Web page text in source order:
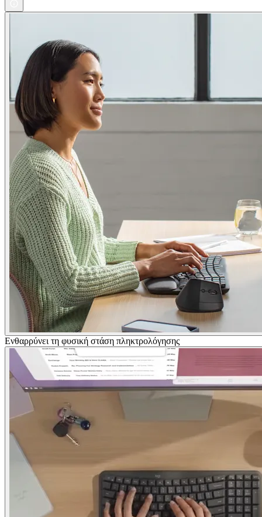
Ενθαρρύνει τη φυσική στάση πληκτρολόγησης